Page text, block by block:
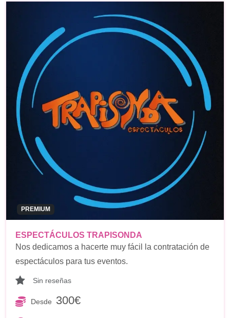
PREMIUM
ESPECTÁCULOS TRAPISONDA
Nos dedicamos a hacerte muy fácil la contratación de
espectáculos para tus eventos.
Sin reseñas
Desde 300€